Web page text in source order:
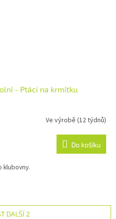
- Ptáci na krmítku
Ve výrobě (12 týdnů)
Do košíku
klubovny.
DALŠÍ 2